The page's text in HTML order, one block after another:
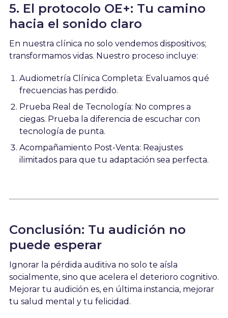
5. El protocolo OE+: Tu camino
hacia el sonido claro
En nuestra clínica no solo vendemos dispositivos;
transformamos vidas. Nuestro proceso incluye:
Audiometría Clínica Completa: Evaluamos qué
frecuencias has perdido.
Prueba Real de Tecnología: No compres a
ciegas. Prueba la diferencia de escuchar con
tecnología de punta.
Acompañamiento Post-Venta: Reajustes
ilimitados para que tu adaptación sea perfecta.
Conclusión: Tu audición no
puede esperar
Ignorar la pérdida auditiva no solo te aísla
socialmente, sino que acelera el deterioro cognitivo.
Mejorar tu audición es, en última instancia, mejorar
tu salud mental y tu felicidad.